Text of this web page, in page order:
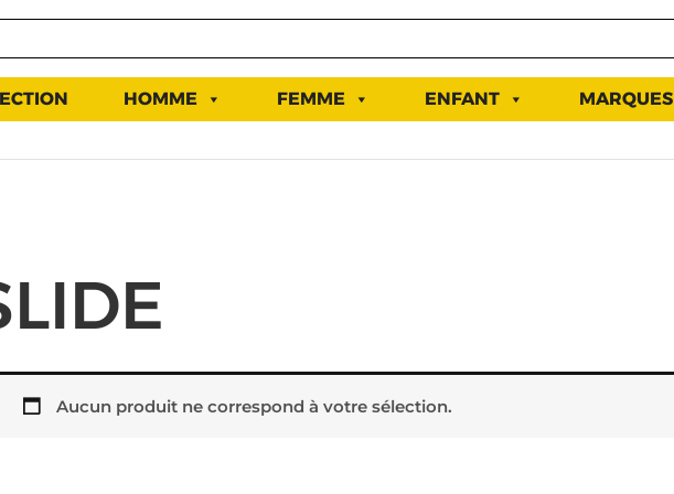
HOMME FEMME ENFANT MARQUES
Aucun produit ne correspond à votre sélection.